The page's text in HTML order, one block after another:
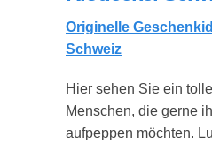
Originelle
Schweiz
Hier sehen Sie ein
Menschen, die gerne
aufpeppen möchten.